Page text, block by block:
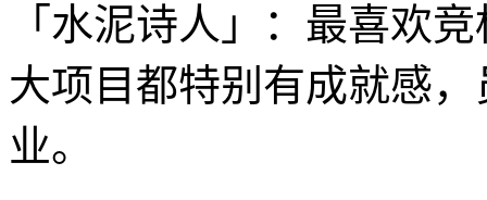
「水泥诗人」：最喜欢
大项目都特别有成就感
业。